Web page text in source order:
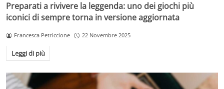
Preparati a rivivere la leggenda: uno dei giochi più
iconici di sempre torna in versione aggiornata
Francesca Petriccione 22 Novembre 2025
Leggi di più